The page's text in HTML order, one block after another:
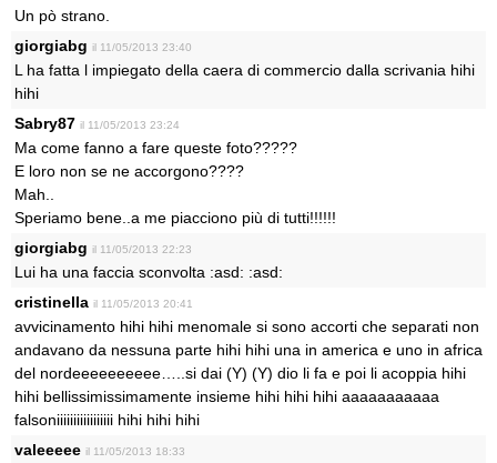
Un pò strano.
giorgiabg il 11/05/2013 23:40
L ha fatta l impiegato della caera di commercio dalla scrivania hihi
hihi
Sabry87 il 11/05/2013 23:24
Ma come fanno a fare queste foto?????
E loro non se ne accorgono????
Mah..
Speriamo bene..a me piacciono più di tutti!!!!!!
giorgiabg il 11/05/2013 22:23
Lui ha una faccia sconvolta :asd: :asd:
cristinella il 11/05/2013 20:41
avvicinamento hihi hihi menomale si sono accorti che separati non
andavano da nessuna parte hihi hihi una in america e uno in africa
del nordeeeeeeeeee…..si dai (Y) (Y) dio li fa e poi li acoppia hihi
hihi bellissimissimamente insieme hihi hihi hihi aaaaaaaaaaa
falsoniiiiiiiiiiiiiiiii hihi hihi hihi
valeeeee il 11/05/2013 18:33